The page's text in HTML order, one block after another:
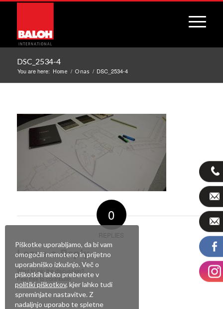
DSC_2534-4
You are here: Home / O nas / DSC_2534-4
0
REPLIES
Leave a Reply
Want to join the discussion?
Feel free to contribute!
Za objavo komentarja se morate
Piškotke uporabljamo, da bi vam
omogočili nemoteno in prijetno
uporabniško izkušnjo. Več o
piškotkih lahko preberete v
politiki piškotkov, kjer lahko tudi
spreminjate nastavitve. Z
nadaljnjo uporabo te spletne